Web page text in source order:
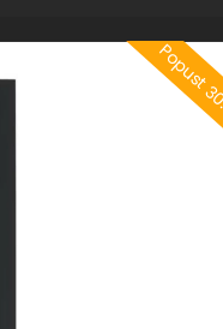
Popust